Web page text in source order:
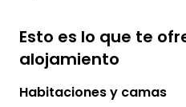
Esto es lo que te
alojamiento
Habitaciones y camas